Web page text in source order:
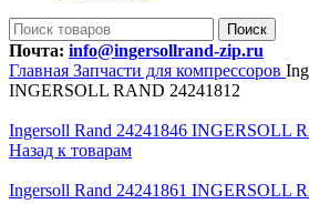
Поиск
Почта: info@ingersollrand-zip.ru
Главная Запчасти для компрессоров
INGERSOLL RAND 24241812
Ingersoll Rand 24241846 INGERSOLL
Назад к товарам
Ingersoll Rand 24241861 INGERSOLL